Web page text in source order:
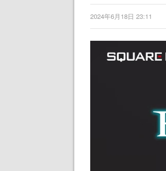
2024年6月18日 23:11